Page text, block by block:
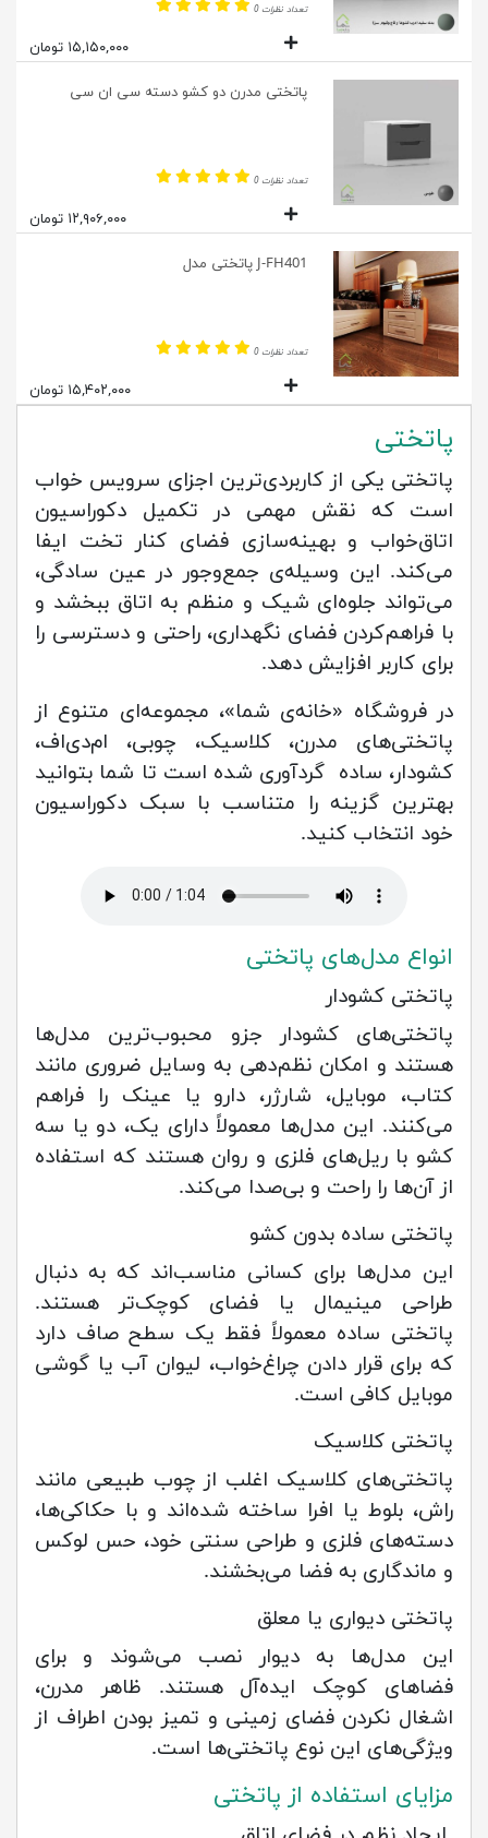
تعداد نظرات 0
۱۵,۱۵۰,۰۰۰ تومان
پاتختی مدرن دو کشو دسته سی ان سی
تعداد نظرات 0
۱۲,۹۰۶,۰۰۰ تومان
J-FH401 پاتختی مدل
تعداد نظرات 0
۱۵,۴۰۲,۰۰۰ تومان
پاتختی
پاتختی یکی از کاربردی‌ترین اجزای سرویس خواب
است که نقش مهمی در تکمیل دکوراسیون
اتاق‌خواب و بهینه‌سازی فضای کنار تخت ایفا
می‌کند. این وسیله‌ی جمع‌وجور در عین سادگی،
می‌تواند جلوه‌ای شیک و منظم به اتاق ببخشد و
با فراهم‌کردن فضای نگهداری، راحتی و دسترسی را
برای کاربر افزایش دهد.
در فروشگاه «خانه‌ی شما»، مجموعه‌ای متنوع از
پاتختی‌های مدرن، کلاسیک، چوبی، ام‌دی‌اف،
کشودار، ساده گردآوری شده است تا شما بتوانید
بهترین گزینه را متناسب با سبک دکوراسیون
خود انتخاب کنید.
انواع مدل‌های پاتختی
پاتختی کشودار
پاتختی‌های کشودار جزو محبوب‌ترین مدل‌ها
هستند و امکان نظم‌دهی به وسایل ضروری مانند
کتاب، موبایل، شارژر، دارو یا عینک را فراهم
می‌کنند. این مدل‌ها معمولاً دارای یک، دو یا سه
کشو با ریل‌های فلزی و روان هستند که استفاده
از آن‌ها را راحت و بی‌صدا می‌کند.
پاتختی ساده بدون کشو
این مدل‌ها برای کسانی مناسب‌اند که به دنبال
طراحی مینیمال یا فضای کوچک‌تر هستند.
پاتختی ساده معمولاً فقط یک سطح صاف دارد
که برای قرار دادن چراغ‌خواب، لیوان آب یا گوشی
موبایل کافی است.
پاتختی کلاسیک
پاتختی‌های کلاسیک اغلب از چوب طبیعی مانند
راش، بلوط یا افرا ساخته شده‌اند و با حکاکی‌ها،
دسته‌های فلزی و طراحی سنتی خود، حس لوکس
و ماندگاری به فضا می‌بخشند.
پاتختی دیواری یا معلق
این مدل‌ها به دیوار نصب می‌شوند و برای
فضاهای کوچک ایده‌آل هستند. ظاهر مدرن،
اشغال نکردن فضای زمینی و تمیز بودن اطراف از
ویژگی‌های این نوع پاتختی‌ها است.
مزایای استفاده از پاتختی